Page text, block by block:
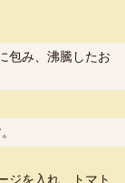
包み、沸騰したお
ジを入れ、トマト